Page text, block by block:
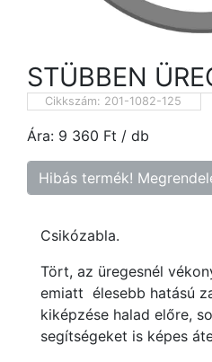
STÜBBEN
Cikkszám: 201-1082-125
Ára: 9 360 Ft / db
Hibás termék!
Csikózabla.
Tört, az üregesnél
emiatt élesebb hatású
kiképzése halad előre,
segítségeket is képes